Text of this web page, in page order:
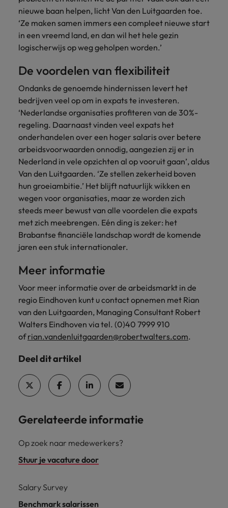
nieuwe baan helpen, licht Van den Luitgaarden toe.
‘Ze maken samen immers een compleet nieuwe start
in een vreemd land, en dan wil het hele gezin
logischerwijs op weg geholpen worden.’
De voordelen van flexibiliteit
Ondanks de genoemde hindernissen levert het
bedrijven veel op om in expats te investeren.
‘Nederlandse organisaties profiteren van de 30%-
regeling. Daarnaast vinden veel expats het
onderhandelen over een hoger salaris over betere
arbeidsvoorwaarden onnodig, aangezien zij er in
Nederland in vele opzichten al op vooruit gaan’, aldus
Van den Luitgaarden. ‘Ze stellen zekerheid boven
hun groeiambitie.’ Het blijft natuurlijk wikken en
wegen voor organisaties, maar ze worden zich
steeds meer bewust van alle voordelen die expats
met zich meebrengen. Eén ding is zeker: het
Brabantse financiële landschap wordt de komende
jaren een stuk internationaler.
Meer informatie
Voor meer informatie over de arbeidsmarkt in de
regio Eindhoven kunt u contact opnemen met Rian
van den Luitgaarden, Managing Consultant Robert
Walters Eindhoven via tel. (0)40 7999 910
ofrian.vandenluitgaarden@robertwalters.com.
Deel dit artikel
Gerelateerde informatie
Op zoek naar medewerkers?
Stuur je vacature door
Salary Survey
Benchmark salarissen